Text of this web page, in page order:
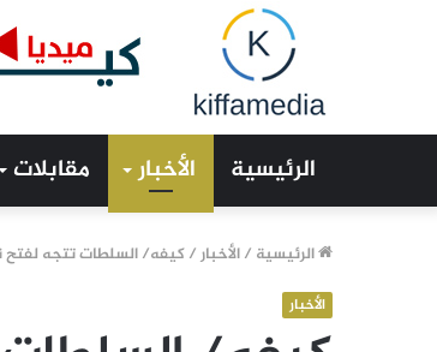
الرئيسية الأخبار مقابلات
الرئيسية /الأخبار/كيفه/ السلطات تتجه
الأخبار